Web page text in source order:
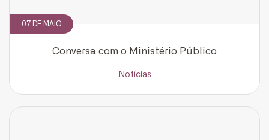
07 DE MAIO
Conversa com o Ministério Público
Notícias